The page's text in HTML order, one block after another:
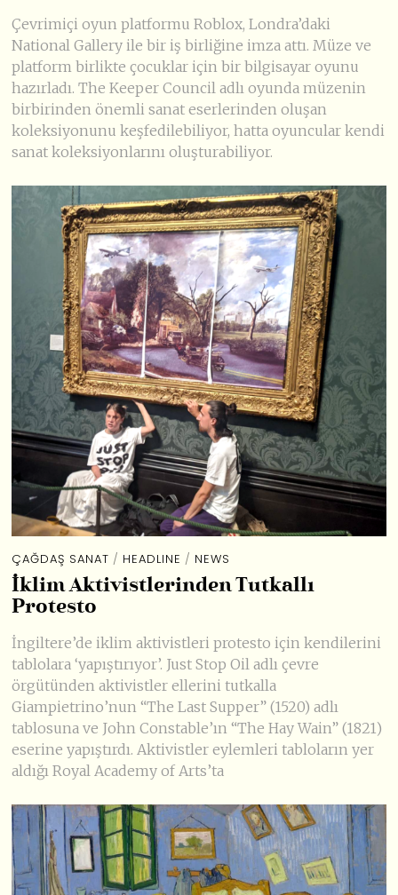
Çevrimiçi oyun platformu Roblox, Londra’daki
National Gallery ile bir iş birliğine imza attı. Müze ve
platform birlikte çocuklar için bir bilgisayar oyunu
hazırladı. The Keeper Council adlı oyunda müzenin
birbirinden önemli sanat eserlerinden oluşan
koleksiyonunu keşfedilebiliyor, hatta oyuncular kendi
sanat koleksiyonlarını oluşturabiliyor.
ÇAĞDAŞ SANAT / HEADLINE / NEWS
İklim Aktivistlerinden Tutkallı
Protesto
İngiltere’de iklim aktivistleri protesto için kendilerini
tablolara ‘yapıştırıyor’. Just Stop Oil adlı çevre
örgütünden aktivistler ellerini tutkalla
Giampietrino’nun “The Last Supper” (1520) adlı
tablosuna ve John Constable’ın “The Hay Wain” (1821)
eserine yapıştırdı. Aktivistler eylemleri tabloların yer
aldığı Royal Academy of Arts’ta